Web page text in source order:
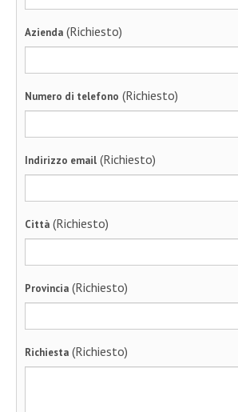
Azienda (Richiesto)
Numero di telefono (Richiesto)
Indirizzo email (Richiesto)
Città (Richiesto)
Provincia (Richiesto)
Richiesta (Richiesto)